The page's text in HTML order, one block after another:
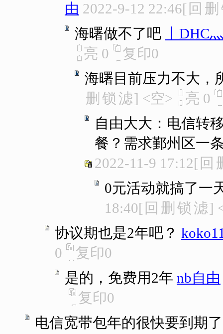
由 2022-9-12 22:46[ 回 删
海曙做不了吧
丨DHC
亮 0 复印0
海曙目前压力不大，
删 锁 滤] <空> 亮 0
自由大大：电信转
餐？需求鄞州区一
2022-11-9 17:12[ 回
0元活动就搞了一
18:40[ 回 删 锁 滤]
协议期也是2年吧？
0
复印0
是的，免费用2年 nb自由
复印0
电信宽带包年的很快要到期